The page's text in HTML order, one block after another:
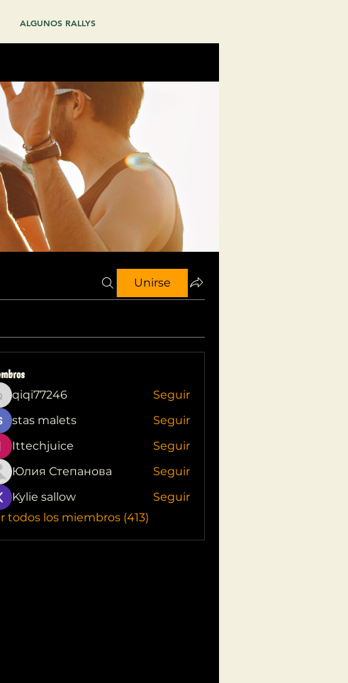
ALGUNOS RALLYS
Unirse
qiqi77246
Seguir
stas malets
Seguir
Ittechjuice
Seguir
Юлия Степанова
Seguir
Kylie sallow
Seguir
todos los miembros (413)